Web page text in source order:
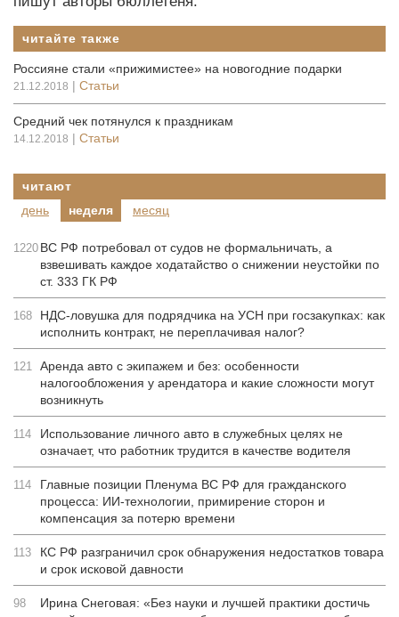
читайте также
Россияне стали «прижимистее» на новогодние подарки
21.12.2018 | Статьи
Средний чек потянулся к праздникам
14.12.2018 | Статьи
читают
день
неделя месяц
1220 ВС РФ потребовал от судов не формальничать, а
взвешивать каждое ходатайство о снижении неустойки по
ст. 333 ГК РФ
168
НДС-ловушка для подрядчика на УСН при госзакупках: как
исполнить контракт, не переплачивая налог?
121 Аренда авто с экипажем и без: особенности
налогообложения у арендатора и какие сложности могут
возникнуть
114
Использование личного авто в служебных целях не
означает, что работник трудится в качестве водителя
114
Главные позиции Пленума ВС РФ для гражданского
процесса: ИИ-технологии, примирение сторон и
компенсация за потерю времени
113
КС РФ разграничил срок обнаружения недостатков товара
и срок исковой давности
98
Ирина Снеговая: «Без науки и лучшей практики достичь